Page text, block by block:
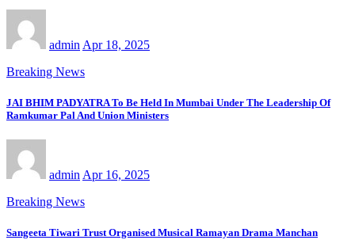
admin Apr 18, 2025
Breaking News
JAI BHIM PADYATRA To Be Held In Mumbai Under The Leadership Of
Ramkumar Pal And Union Ministers
admin Apr 16, 2025
Breaking News
Sangeeta Tiwari Trust Organised Musical Ramayan Drama Manchan